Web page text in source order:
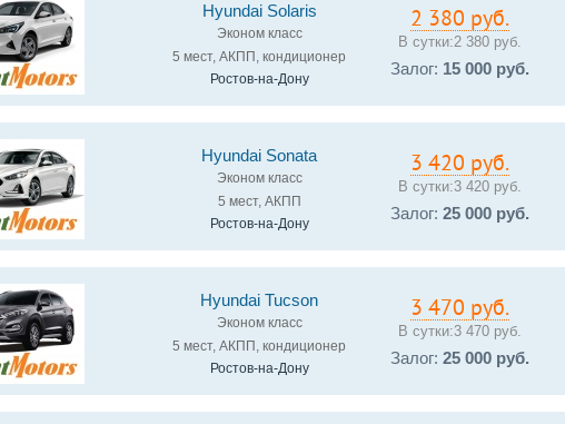
Hyundai Solaris
Эконом класс
5 мест, АКПП, кондиционер
Ростов-на-Дону
2 380 руб.
В сутки:2 380 руб.
Залог: 15 000 руб.
Hyundai Sonata
Эконом класс
5 мест, АКПП
Ростов-на-Дону
3 420 руб.
В сутки:3 420 руб.
Залог:25 000 руб.
Hyundai Tucson
Эконом класс
5 мест, АКПП, кондиционер
Ростов-на-Дону
3 470 руб.
В сутки:3 470 руб.
Залог:25 000 руб.